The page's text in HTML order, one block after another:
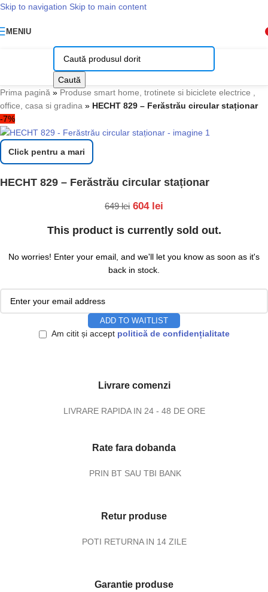
Skip to navigation Skip to main content
MENIU
Caută
Prima pagină » Produse smart home, trotinete si biciclete electrice ,
office, casa si gradina » HECHT 829 – Ferăstrău circular staționar
-7%
Click pentru a mari
HECHT 829 – Ferăstrău circular staționar
649lei 604 lei
This product is currently sold out.
No worries! Enter your email, and we'll let you know as soon as it's
back in stock.
ADD TO WAITLIST
Am citit și accept politică de confidențialitate
Livrare comenzi
LIVRARE RAPIDA IN 24 - 48 DE ORE
Rate fara dobanda
PRIN BT SAU TBI BANK
Retur produse
POTI RETURNA IN 14 ZILE
Garantie produse